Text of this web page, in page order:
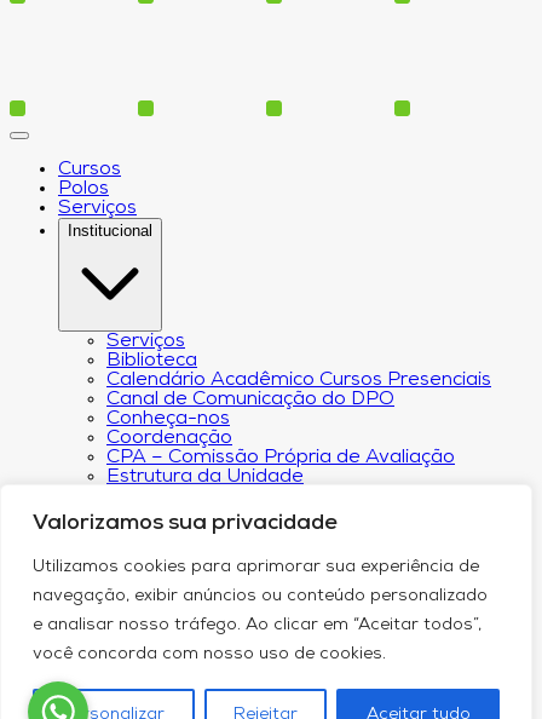
Valorizamos sua privacidade
Utilizamos cookies para aprimorar sua experiência de
navegação, exibir anúncios ou conteúdo personalizado
e analisar nosso tráfego. Ao clicar em “Aceitar todos”,
você concorda com nosso uso de cookies.
Personalizar Rejeitar Aceitar tudo
Cursos
Polos
Serviços
Institucional
Serviços
Biblioteca
Calendário Acadêmico Cursos Presenciais
Canal de Comunicação do DPO
Conheça-nos
Coordenação
CPA – Comissão Própria de Avaliação
Estrutura da Unidade
Programa de Iniciação Científica
Núcleo de Apoio Psicopedagógico
Regimento
Responsabilidade Social
Núcleo de Atendimento ao Egresso
Plano de Desenvolvimento Institucional (PDI))
Revista Científica Intelleto
Transparência Financeira e Resultados do
Relatório de Transparência Salarial
Política de Privacidade